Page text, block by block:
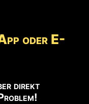
oder E-
direkt